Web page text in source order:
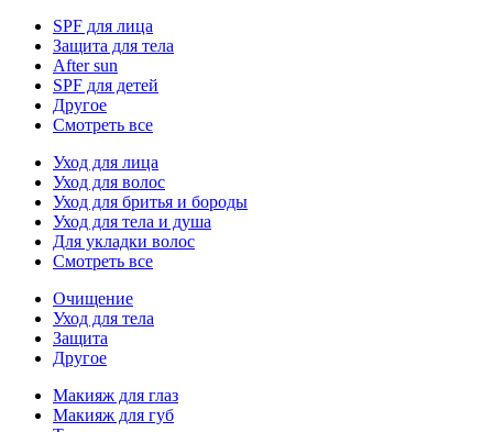
SPF для лица
Защита для тела
After sun
SPF для детей
Другое
Смотреть все
Уход для лица
Уход для волос
Уход для бритья и бороды
Уход для тела и душа
Для укладки волос
Смотреть все
Очищение
Уход для тела
Защита
Другое
Макияж для глаз
Макияж для губ